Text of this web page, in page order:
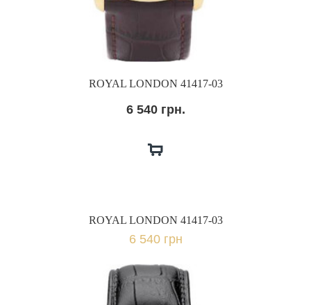
ROYAL LONDON 41417-03
6 540 грн.
ROYAL LONDON 41417-03
6 540 грн